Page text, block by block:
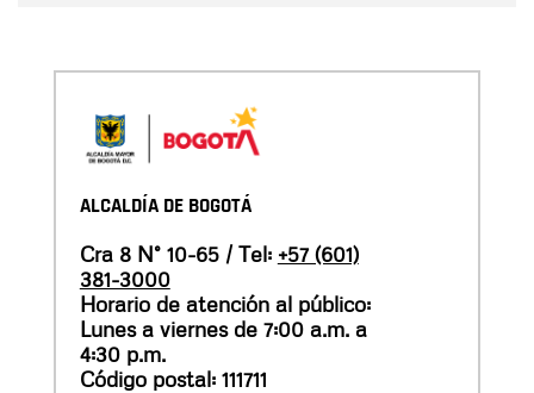
ALCALDÍA DE BOGOTÁ
Cra 8 N° 10-65 / Tel: +57 (601)
381-3000
Horario de atención al público:
Lunes a viernes de 7:00 a.m. a
4:30 p.m.
Código postal: 111711